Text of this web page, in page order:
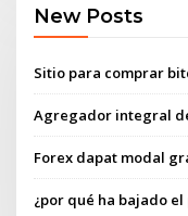
New Posts
Sitio para comprar
Agregador integral
Forex dapat modal
¿por qué ha bajado